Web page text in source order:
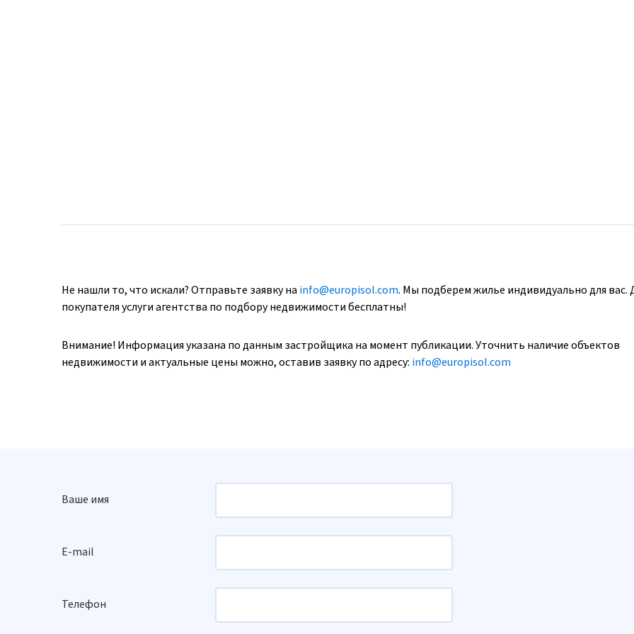
Не нашли то, что искали? Отправьте заявку наinfo@europisol.com. Мы подберем жилье индивидуально для вас.
покупателя услуги агентства по подбору недвижимости бесплатны!
Внимание! Информация указана по данным застройщика на момент публикации. Уточнить наличие объектов
недвижимости и актуальные цены можно, оставив заявку по адресу: info@europisol.com
Ваше имя
E-mail
Телефон